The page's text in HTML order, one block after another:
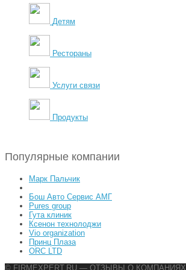
Детям
Рестораны
Услуги связи
Продукты
Популярные компании
Марк Пальчик
Бош Авто Сервис АМГ
Pures group
Гута клиник
Ксенон технолоджи
Vio organization
Принц Плаза
ORC LTD
© FIRMEXPERT.RU — ОТЗЫВЫ О КОМПАНИЯХ